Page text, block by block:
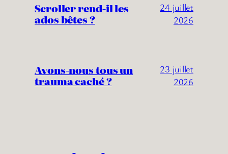
Scroller rend-il les
ados bêtes ?
24 juillet
2026
Avons-nous tous un
trauma caché ?
23 juillet
2026